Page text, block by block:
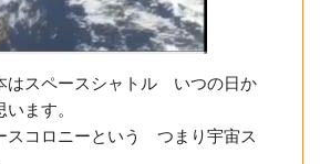
はスペースシャトル いつの日か
ます。
スコロニーという つまり宇宙ス